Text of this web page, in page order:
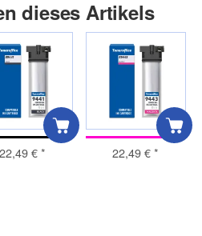
dieses Artikels
22,49 €* 22,49 €*